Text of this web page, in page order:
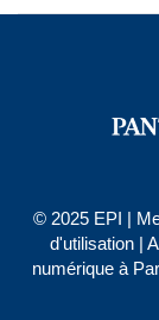
© 2025 EPI |
d'utilisation|
numérique à